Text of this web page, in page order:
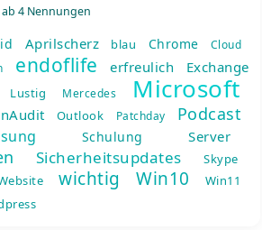
ab 4 Nennungen
Aprilscherz blau Chrome
Cloud
endoflife erfreulich Exchange
Lustig Mercedes Microsoft
Outlook Patchday Podcast
Schulung Server
Sicherheitsupdates Skype
wichtig Win10 Win11